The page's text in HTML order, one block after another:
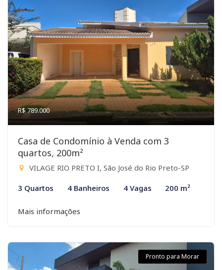
R$ 789.000
Casa de Condomínio à Venda com 3
quartos, 200m²
VILAGE RIO PRETO I, São José do Rio Preto-SP
3 Quartos 4 Banheiros 4 Vagas 200 m²
Mais informações
Pronto para Morar